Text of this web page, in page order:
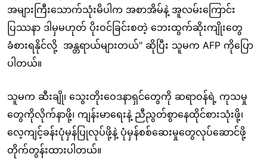
အများကြီးသောက်သုံးမိပါက အစာအိမ်နဲ့ အူလမ်းကြောင်း
ပြဿနာ ဒါမှမဟုတ် ပိုးဝင်ခြင်းစတဲ့ ဘေးထွက်ဆိုးကျိုးတွေ
ခံစားရနိုင်လို့ အန္တရာယ်များတယ်" ဆိုပြီး သူမက AFP ကိုပြော
ပါတယ်။
သူမက ဆီးချို၊ သွေးတိုးဝေဒနာရှင်တွေကို ဆရာဝန်ရဲ့ ကုသမှု
တွေကိုလိုက်နာဖို့၊ ကျန်းမာရေးနဲ့ ညီညွတ်စွာနေထိုင်စားသုံးဖို့၊
လေ့ကျင့်ခန်းပုံမှန်ပြုလုပ်ဖို့နဲ့ ပုံမှန်စစ်ဆေးမှုတွေလုပ်ဆောင်ဖို့
တိုက်တွန်းထားပါတယ်။